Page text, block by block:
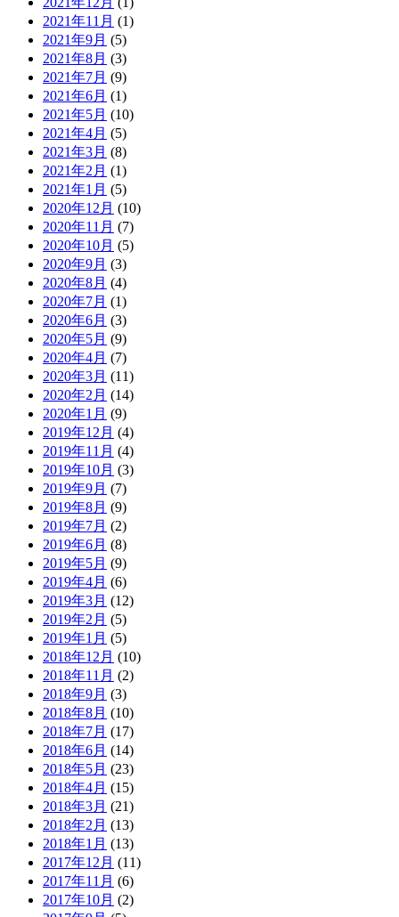
2021年11月 (1)
2021年9月 (5)
2021年8月 (3)
2021年7月 (9)
2021年6月 (1)
2021年5月 (10)
2021年4月 (5)
2021年3月 (8)
2021年2月 (1)
2021年1月 (5)
2020年12月 (10)
2020年11月 (7)
2020年10月 (5)
2020年9月 (3)
2020年8月 (4)
2020年7月 (1)
2020年6月 (3)
2020年5月 (9)
2020年4月 (7)
2020年3月 (11)
2020年2月 (14)
2020年1月 (9)
2019年12月 (4)
2019年11月 (4)
2019年10月 (3)
2019年9月 (7)
2019年8月 (9)
2019年7月 (2)
2019年6月 (8)
2019年5月 (9)
2019年4月 (6)
2019年3月 (12)
2019年2月 (5)
2019年1月 (5)
2018年12月 (10)
2018年11月 (2)
2018年9月 (3)
2018年8月 (10)
2018年7月 (17)
2018年6月 (14)
2018年5月 (23)
2018年4月 (15)
2018年3月 (21)
2018年2月 (13)
2018年1月 (13)
2017年12月 (11)
2017年11月 (6)
2017年10月 (2)